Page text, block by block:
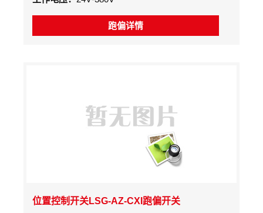
跑偏详情
位置控制开关LSG-AZ-CXI跑偏开关